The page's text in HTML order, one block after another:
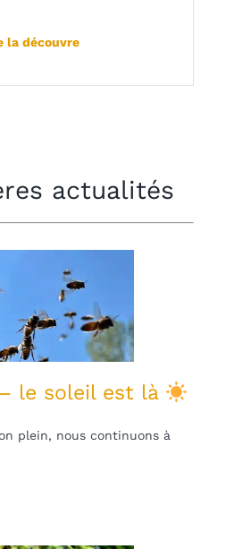
la découvre
actualités
le soleil est là
plein, nous continuons à